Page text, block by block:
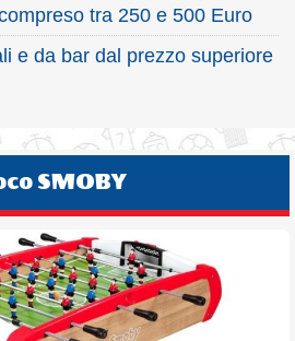
tra 250 e 500 Euro
e da bar dal prezzo superiore
SMOBY